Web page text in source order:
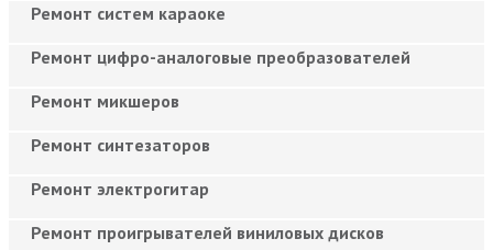
Ремонт систем караоке
Ремонт цифро-аналоговые преобразователей
Ремонт микшеров
Ремонт синтезаторов
Ремонт электрогитар
Ремонт проигрывателей виниловых дисков